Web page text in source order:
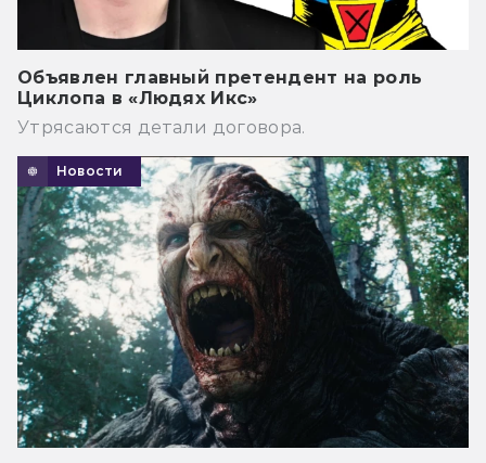
Объявлен главный претендент на роль
Циклопа в «Людях Икс»
Утрясаются детали договора.
Новости